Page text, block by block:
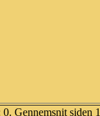
Gennemsnit siden